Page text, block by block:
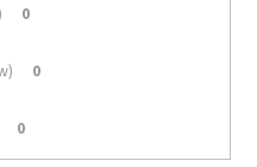
0
0
0